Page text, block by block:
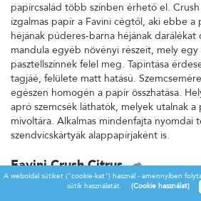
papírcsalád több színben érhető el.
izgalmas papír a Favini cégtől, aki ebbe a
héjának púderes-barna héjának darálékat
mandula egyéb növényi részeit, mely
pasztellszínnek felel meg. Tapintása
tagjáé, felülete matt hatású.
egészen homogén a papír összhatása.
apró szemcsék láthatók, melyek utalnak
mivoltára. Alkalmas mindenfajta nyomdai
szendvicskártyák alappapírjaként is.
Favini Crush Citrus
Favini Crush - 250g/350g A Crush egy
papírcsalád, melynél különböző
A weboldal sütiket ("cookie-kat") használ - amennyiben
sütik használatát.
(Cookie használat)